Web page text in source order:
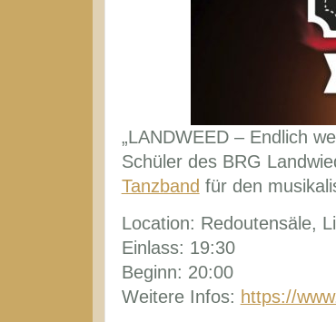
„LANDWEED – Endlich
Schüler des BRG
Tanzband für den
Location: Redoutensäle,
Einlass: 19:30
Beginn: 20:00
Weitere Infos: https://